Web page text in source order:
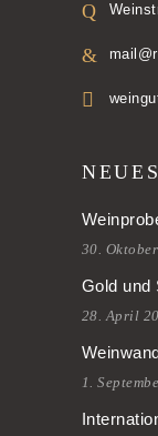
30.
Gold und
28. April
1.